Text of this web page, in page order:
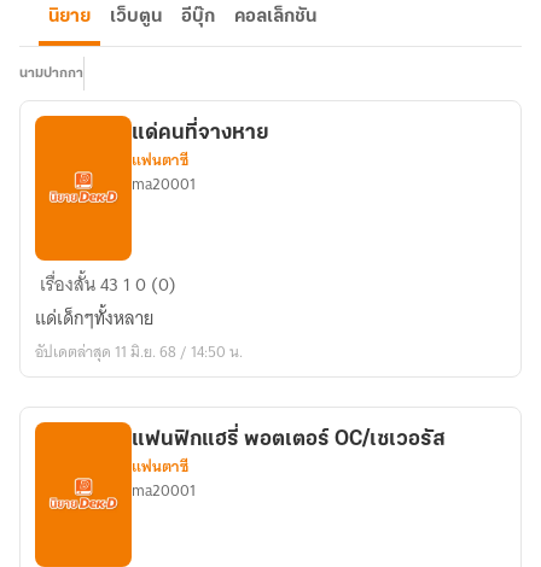
นิยาย เว็บตูน อีบุ๊ก คอลเล็กชัน
นามปากกา
แด่
คน
ที่
จาง
แด่คนที่จางหาย
แฟนตาซี
ma20001
เรื่องสั้น43 10 (0)
แด่เด็กๆทั้งหลาย
อัปเดตล่าสุด 11 มิ.ย. 68 / 14:50 น.
แฟนฟิกแฮรี่ พอตเตอร์ OC/เซเวอรัส
แฟนตาซี
ma20001